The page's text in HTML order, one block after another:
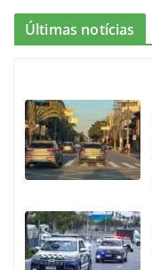
b
o
o
k
a
g
r
a
m
Últimas notícias